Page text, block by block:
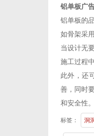
铝单板广
铝单板的品种
如骨架采用
当设计无要
施工过程中
此外
善，同
和安全性
标签： 洞